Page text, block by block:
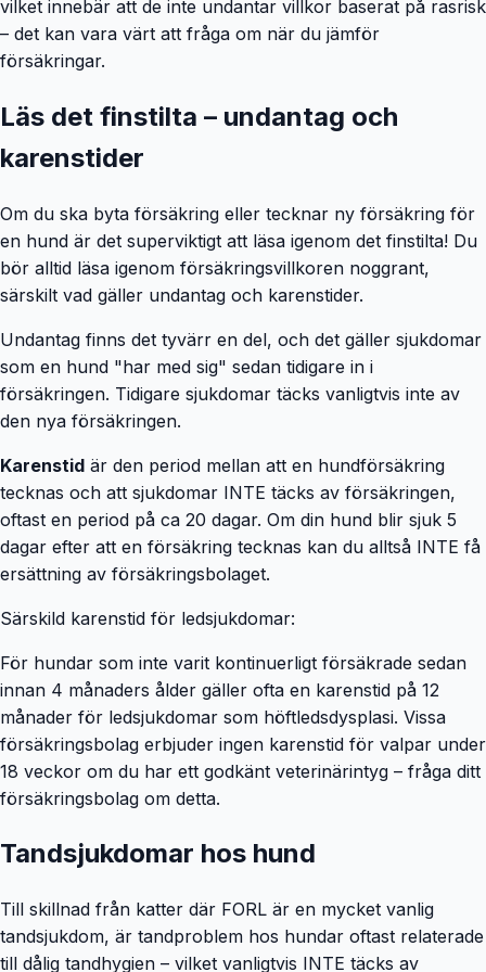
vilket innebär att de inte undantar villkor baserat på rasrisk
– det kan vara värt att fråga om när du jämför
försäkringar.
Läs det finstilta – undantag och
karenstider
Om du ska byta försäkring eller tecknar ny försäkring för
en hund är det superviktigt att läsa igenom det finstilta! Du
bör alltid läsa igenom försäkringsvillkoren noggrant,
särskilt vad gäller undantag och karenstider.
Undantag finns det tyvärr en del, och det gäller sjukdomar
som en hund "har med sig" sedan tidigare in i
försäkringen. Tidigare sjukdomar täcks vanligtvis inte av
den nya försäkringen.
Karenstid är den period mellan att en hundförsäkring
tecknas och att sjukdomar INTE täcks av försäkringen,
oftast en period på ca 20 dagar. Om din hund blir sjuk 5
dagar efter att en försäkring tecknas kan du alltså INTE få
ersättning av försäkringsbolaget.
Särskild karenstid för ledsjukdomar:
För hundar som inte varit kontinuerligt försäkrade sedan
innan 4 månaders ålder gäller ofta en karenstid på 12
månader för ledsjukdomar som höftledsdysplasi. Vissa
försäkringsbolag erbjuder ingen karenstid för valpar under
18 veckor om du har ett godkänt veterinärintyg – fråga ditt
försäkringsbolag om detta.
Tandsjukdomar hos hund
Till skillnad från katter där FORL är en mycket vanlig
tandsjukdom, är tandproblem hos hundar oftast relaterade
till dålig tandhygien – vilket vanligtvis INTE täcks av